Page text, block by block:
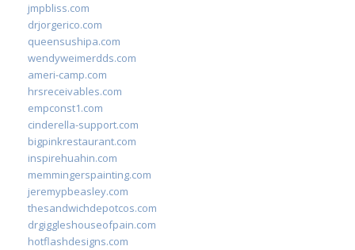
jmpbliss.com
drjorgerico.com
queensushipa.com
wendyweimerdds.com
ameri-camp.com
hrsreceivables.com
empconst1.com
cinderella-support.com
bigpinkrestaurant.com
inspirehuahin.com
memmingerspainting.com
jeremypbeasley.com
thesandwichdepotcos.com
drgiggleshouseofpain.com
hotflashdesigns.com